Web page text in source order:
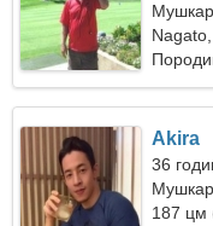
Akira
36
187 цм